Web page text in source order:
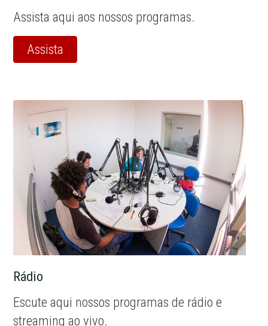
Assista aqui aos nossos programas.
Assista
Rádio
Escute aqui nossos programas de rádio e
streaming ao vivo.